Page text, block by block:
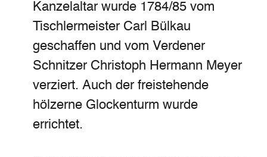
Kanzelaltar wurde 1784/85 vom
Tischlermeister Carl Bülkau
geschaffen und vom Verdener
Schnitzer Christoph Hermann Meyer
verziert. Auch der freistehende
hölzerne Glockenturm wurde
errichtet.